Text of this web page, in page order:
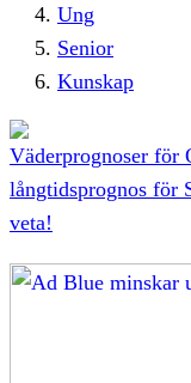
Ung
Senior
Kunskap
Väderprognoser för
långtidsprognos för
veta!